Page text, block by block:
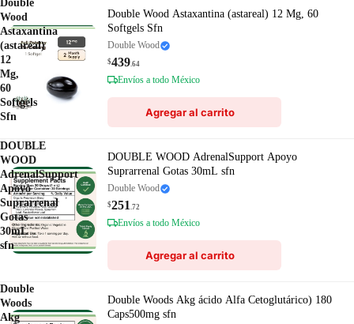
Double
Wood
Astaxantina
(astareal)
12
Mg,
60
Softgels
Sfn
Double Wood Astaxantina (astareal) 12 Mg, 60
Softgels Sfn
Double Wood
$439.64
Envíos a todo México
Agregar al carrito
DOUBLE
WOOD
AdrenalSupport
Apoyo
Suprarrenal
Gotas
30mL
sfn
DOUBLE WOOD AdrenalSupport Apoyo
Suprarrenal Gotas 30mL sfn
Double Wood
$251.72
Envíos a todo México
Agregar al carrito
Double
Woods
Akg
Double Woods Akg ácido Alfa Cetoglutárico) 180
Caps500mg sfn